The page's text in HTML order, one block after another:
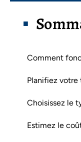
Comment
Planifiez
Choisissez le
Estimez le